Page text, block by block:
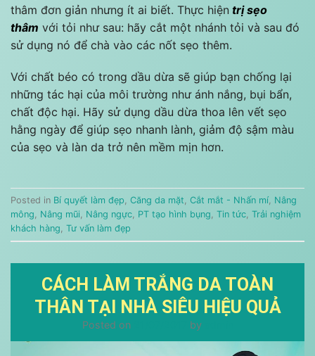
thâm đơn giản nhưng ít ai biết. Thực hiện trị sẹo
thâm với tỏi như sau: hãy cắt một nhánh tỏi và sau đó
sử dụng nó để chà vào các nốt sẹo thêm.
Với chất béo có trong dầu dừa sẽ giúp bạn chống lại
những tác hại của môi trường như ánh nắng, bụi bẩn,
chất độc hại. Hãy sử dụng dầu dừa thoa lên vết sẹo
hằng ngày để giúp sẹo nhanh lành, giảm độ sậm màu
của sẹo và làn da trở nên mềm mịn hơn.
Posted in Bí quyết làm đẹp Căng da mặt Cắt mắt - Nhấn mí Nâng
mông
Nâng mũi Nâng ngực PT tạo hình bụng Tin tức Trải nghiệm
khách hàng Tư vấn làm đẹp
CÁCH LÀM TRẮNG DA TOÀN
THÂN TẠI NHÀ SIÊU HIỆU QUẢ
Posted on by